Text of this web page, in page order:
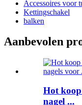
Accessoires voor
Kettingschakel
balken
Aanbevolen
Hot koop
nagel ...